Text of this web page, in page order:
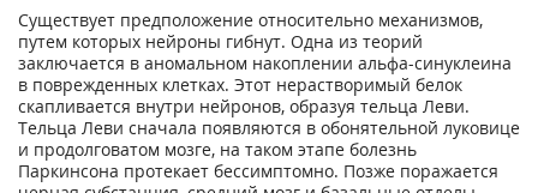
Существует предположение относительно механизмов,
путем которых нейроны гибнут. Одна из теорий
заключается в аномальном накоплении альфа-синуклеина
в поврежденных клетках. Этот нерастворимый белок
скапливается внутри нейронов, образуя тельца Леви.
Тельца Леви сначала появляются в обонятельной луковице
и продолговатом мозге, на таком этапе болезнь
Паркинсона протекает бессимптомно. Позже поражается